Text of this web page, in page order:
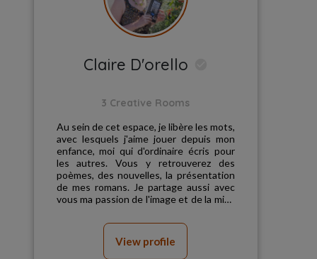
Claire D'orello
3 Creative Rooms
Au sein de cet espace, je libère les mots,
avec lesquels j'aime jouer depuis mon
enfance, moi qui d'ordinaire écris pour
les autres. Vous y retrouverez des
poèmes, des nouvelles, la présentation
de mes romans. Je partage aussi avec
vous ma passion de l'image et de la mise
View profile